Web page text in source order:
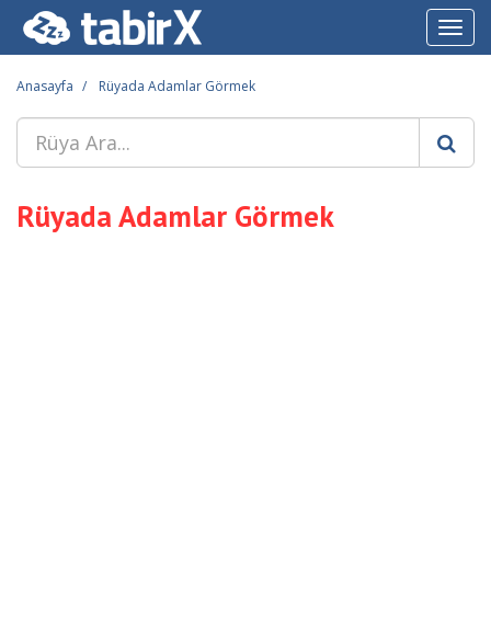
Anasayfa Rüyada Adamlar Görmek
Rüyada Adamlar Görmek